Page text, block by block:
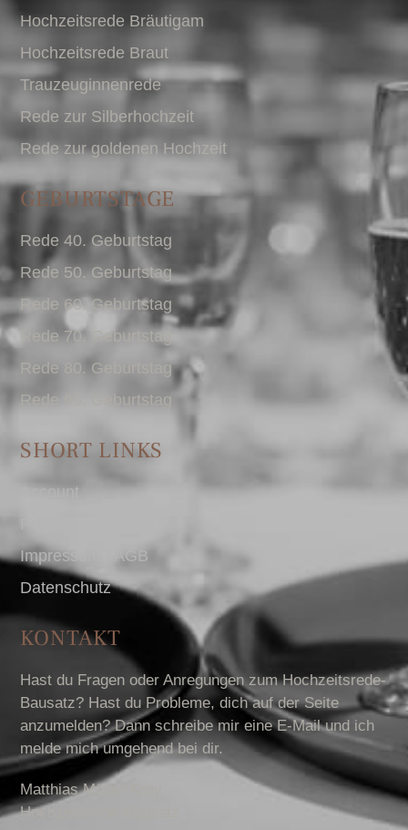
Hochzeitsrede Bräutigam
Hochzeitsrede Braut
Trauzeuginnenrede
Rede zur Silberhochzeit
Rede zur goldenen Hochzeit
GEBURTSTAGE
Rede 40. Geburtstag
Rede 50. Geburtstag
Rede 60. Geburtstag
Rede 70. Geburtstag
Rede 80. Geburtstag
Rede 90. Geburtstag
SHORT LINKS
Account
Impressum I AGB
Datenschutz
KONTAKT
Hast du Fragen oder Anregungen zum Hochzeitsrede-
Bausatz? Hast du Probleme, dich auf der Seite
anzumelden? Dann schreibe mir eine E-Mail und ich
melde mich umgehend bei dir.
Matthias Müller-Krey
Hochzeitsrede-Bausatz